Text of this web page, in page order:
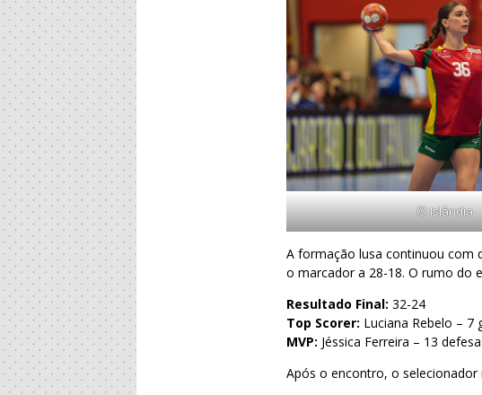
© Islândia
A formação lusa continuou com
o marcador a 28-18. O rumo do
Resultado Final:32-24
Top Scorer: Luciana Rebelo – 7
MVP: Jéssica Ferreira – 13
Após o encontro, o selecionador